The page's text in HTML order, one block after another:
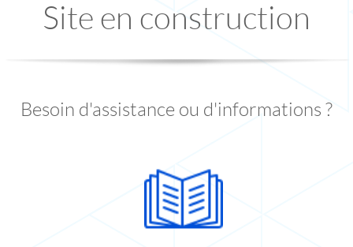
Site en construction
Besoin d'assistance ou d'informations ?